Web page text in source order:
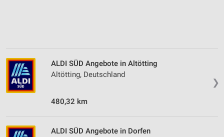
❯
ALDI SÜD Angebote in Altötting
Altötting, Deutschland
480,32 km
ALDI SÜD Angebote in Dorfen